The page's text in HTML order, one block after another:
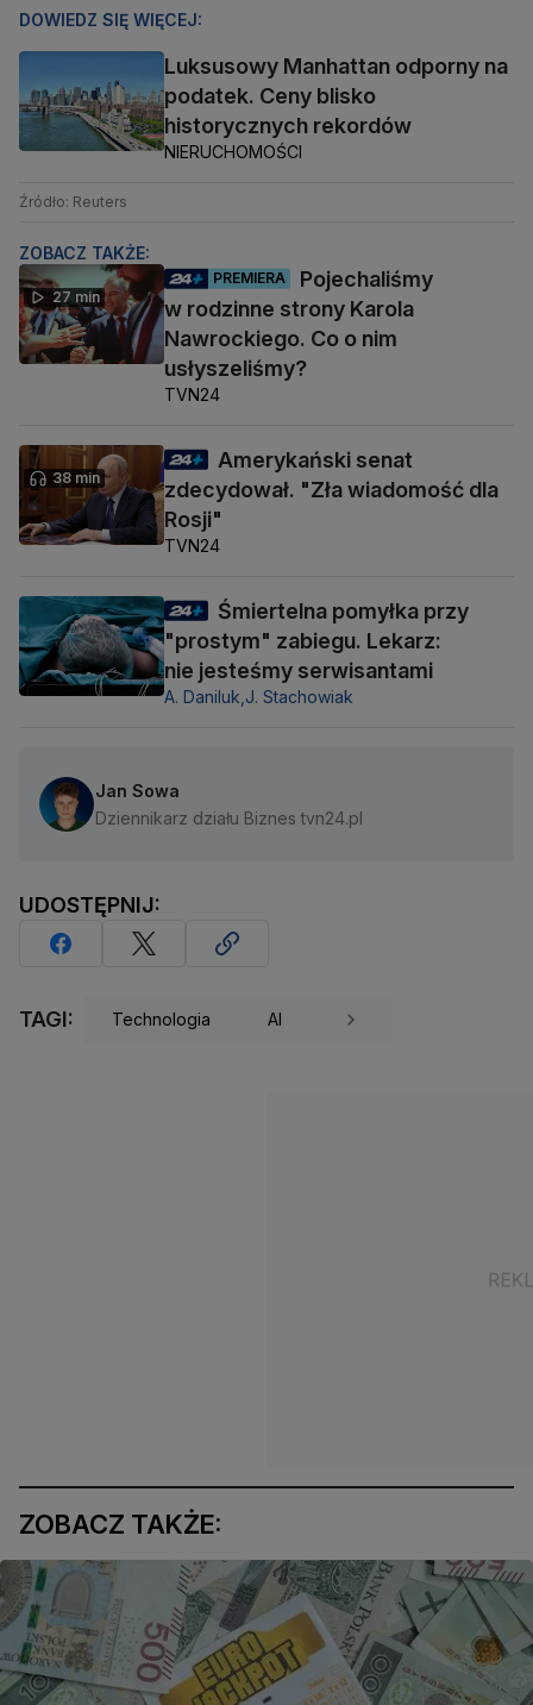
DOWIEDZ SIĘ WIĘCEJ:
Luksusowy Manhattan odporny na
podatek. Ceny blisko
historycznych rekordów
NIERUCHOMOŚCI
Źródło: Reuters
ZOBACZ TAKŻE:
27 min
PREMIERA
Pojechaliśmy
w rodzinne strony Karola
Nawrockiego. Co o nim
usłyszeliśmy?
TVN24
38 min
Amerykański senat
zdecydował. "Zła wiadomość dla
Rosji"
TVN24
Śmiertelna pomyłka przy
"prostym" zabiegu. Lekarz:
nie jesteśmy serwisantami
A. Daniluk, J. Stachowiak
Jan Sowa
Dziennikarz działu Biznes tvn24.pl
UDOSTĘPNIJ:
TAGI: Technologia AI
ZOBACZ TAKŻE: